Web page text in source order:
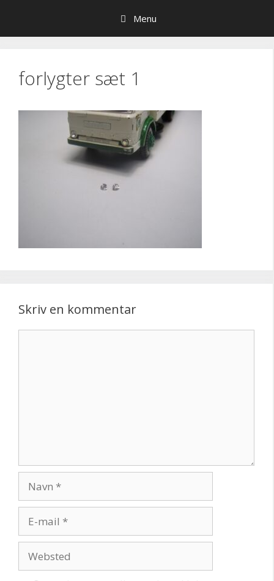
indhold
Menu
forlygter sæt 1
Skriv en kommentar
mail